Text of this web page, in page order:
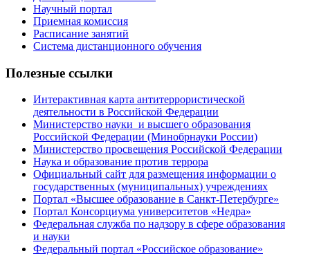
Научный портал
Приемная комиссия
Расписание занятий
Система дистанционного обучения
Полезные ссылки
Интерактивная карта антитеррористической
деятельности в Российской Федерации
Министерство науки и высшего образования
Российской Федерации (Минобрнауки России)
Министерство просвещения Российской Федерации
Наука и образование против террора
Официальный сайт для размещения информации о
государственных (муниципальных) учреждениях
Портал «Высшее образование в Санкт-Петербурге»
Портал Консорциума университетов «Недра»
Федеральная служба по надзору в сфере образования
и науки
Федеральный портал «Российское образование»